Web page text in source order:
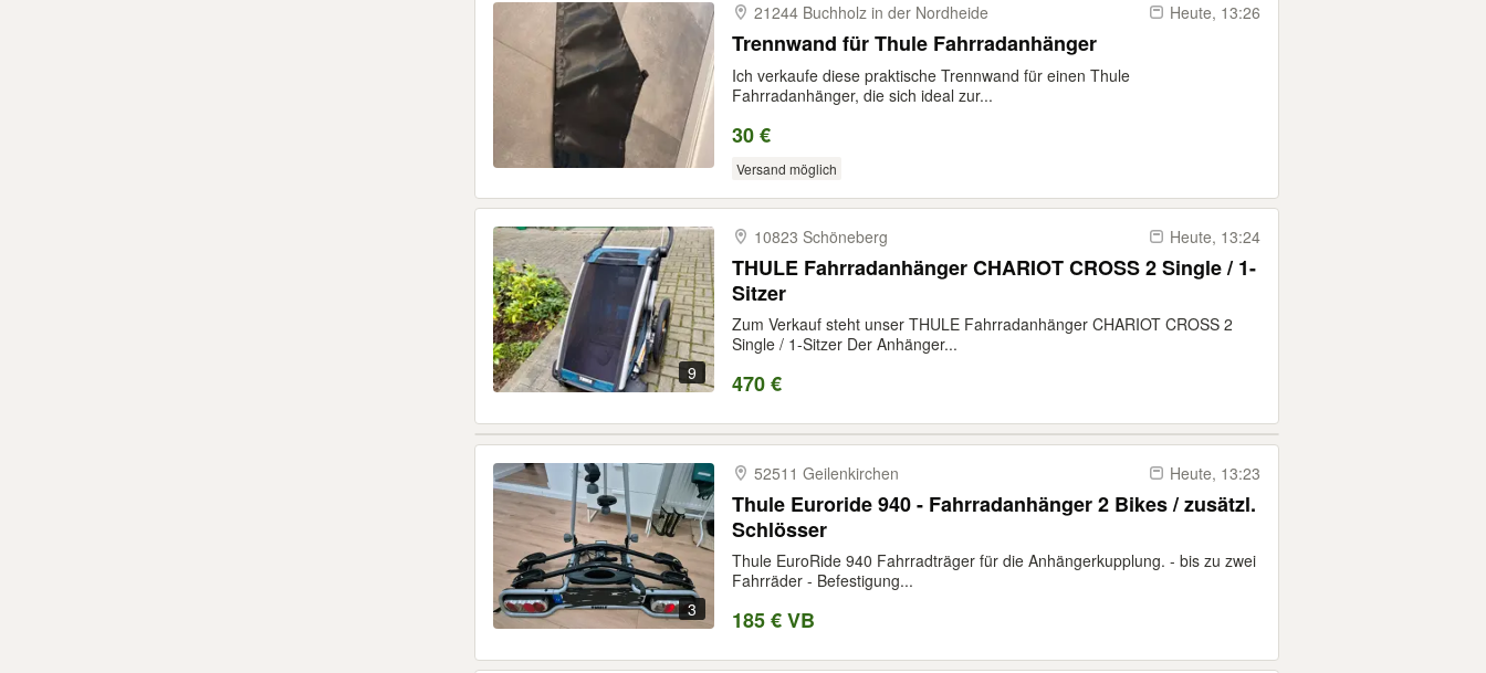
21244 Buchholz in der Nordheide Heute, 13:26
Trennwand für Thule Fahrradanhänger
Ich verkaufe diese praktische Trennwand für einen Thule
Fahrradanhänger, die sich ideal zur...
30 €
Versand möglich
9
10823 Schöneberg Heute, 13:24
THULE Fahrradanhänger CHARIOT CROSS 2 Single / 1-
Sitzer
Zum Verkauf steht unser THULE Fahrradanhänger CHARIOT CROSS 2
Single / 1-Sitzer Der Anhänger...
470 €
3
52511 Geilenkirchen Heute, 13:23
Thule Euroride 940 - Fahrradanhänger 2 Bikes / zusätzl.
Schlösser
Thule EuroRide 940 Fahrradträger für die Anhängerkupplung. - bis zu zwei
Fahrräder - Befestigung...
185 € VB